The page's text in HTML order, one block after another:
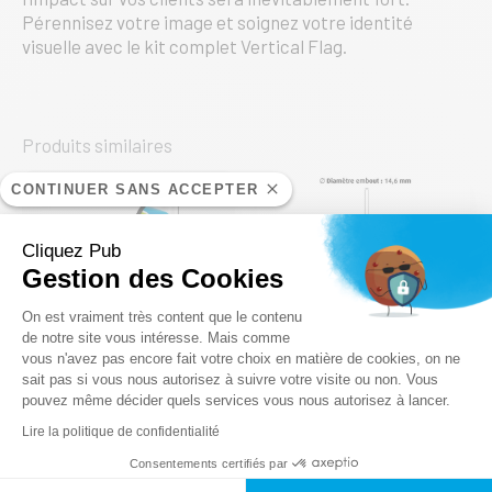
CONTINUER SANS ACCEPTER
Cliquez Pub
Gestion des Cookies
Plateforme de Gestion du
On est vraiment très content que le contenu
de notre site vous intéresse. Mais comme
vous n'avez pas encore fait votre choix en matière de cookies, on ne
sait pas si vous nous autorisez à suivre votre visite ou non. Vous
pouvez même décider quels services vous nous autorisez à lancer.
Lire la politique de confidentialité
Consentements certifiés par
Axeptio consent
Pérennisez votre image et soignez votre identité
visuelle avec le kit complet Vertical Flag.
Produits similaires
Kits complets Wind
Flag
Kit complet
Pièces détachées
Pieu forant à